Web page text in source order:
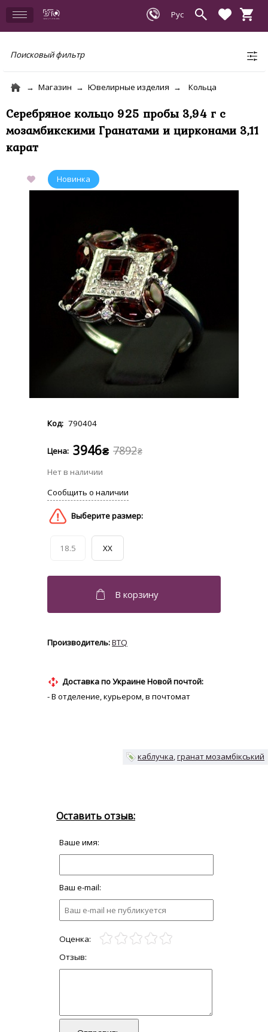
Поисковый фильтр
Магазин Ювелирные изделия Кольца
Серебряное кольцо 925 пробы 3,94 г с
мозамбикскими Гранатами и цирконами 3,11
карат
790404
7892₴
3946₴
18.5 XX
BTQ
Доставка по Украине Новой почтой:
- В отделение, курьером, в почтомат
каблучка гранат мозамбікський